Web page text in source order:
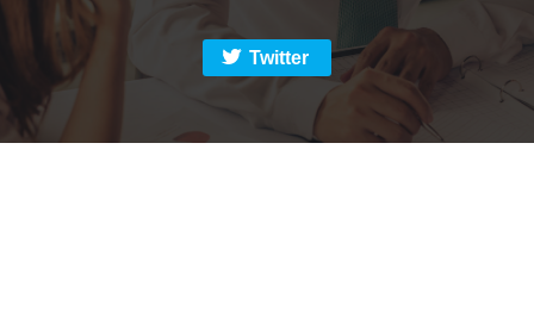
Twitter